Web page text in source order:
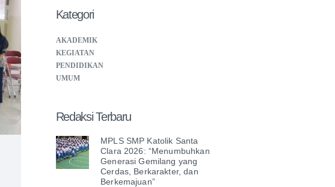
Kategori
AKADEMIK
KEGIATAN
PENDIDIKAN
UMUM
Redaksi Terbaru
MPLS SMP Katolik Santa
Clara 2026: “Menumbuhkan
Generasi Gemilang yang
Cerdas, Berkarakter, dan
Berkemajuan”